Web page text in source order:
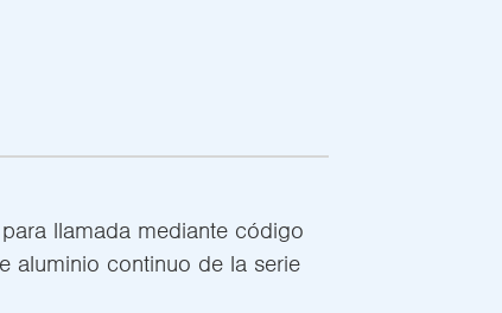
llamada mediante código
aluminio continuo de la serie